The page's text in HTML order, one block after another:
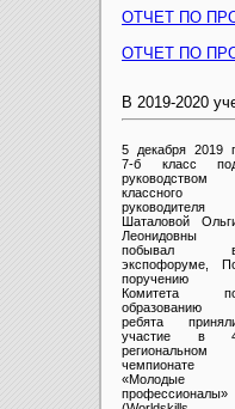
ОТЧЕТ ПО
ОТЧЕТ ПО
В 2019-2020
5 декабря 2019 г.
7-б класс
руководством
классного
руководителя
Шаталовой
Леонидовны
побывал
экспофоруме,
поручению
Комитета
образованию
ребята
участие в
региональном
чемпионате
«Молодые
профессионалы»